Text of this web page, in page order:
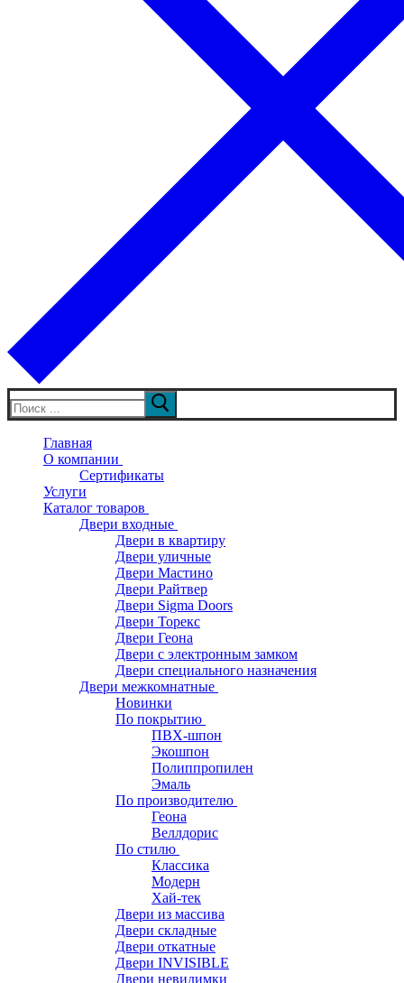
Искать:
Главная
О компании
Сертификаты
Услуги
Каталог товаров
Двери входные
Двери в квартиру
Двери уличные
Двери Мастино
Двери Райтвер
Двери Sigma Doors
Двери Торекс
Двери Геона
Двери с электронным замком
Двери специального назначения
Двери межкомнатные
Новинки
По покрытию
ПВХ-шпон
Экошпон
Полиппропилен
Эмаль
По производителю
Геона
Веллдорис
По стилю
Классика
Модерн
Хай-тек
Двери из массива
Двери складные
Двери откатные
Двери INVISIBLE
Двери невидимки